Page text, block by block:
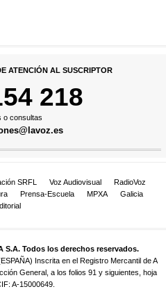
ATENCIÓN AL SUSCRIPTOR
218
o consultas
SRFL Voz Audiovisual
RadioVoz
Prensa-Escuela MPXA
Galicia
S.A. Todos los derechos reservados.
Inscrita en el Registro Mercantil de A
General, a los folios 91 y siguientes, hoja
A-15000649.